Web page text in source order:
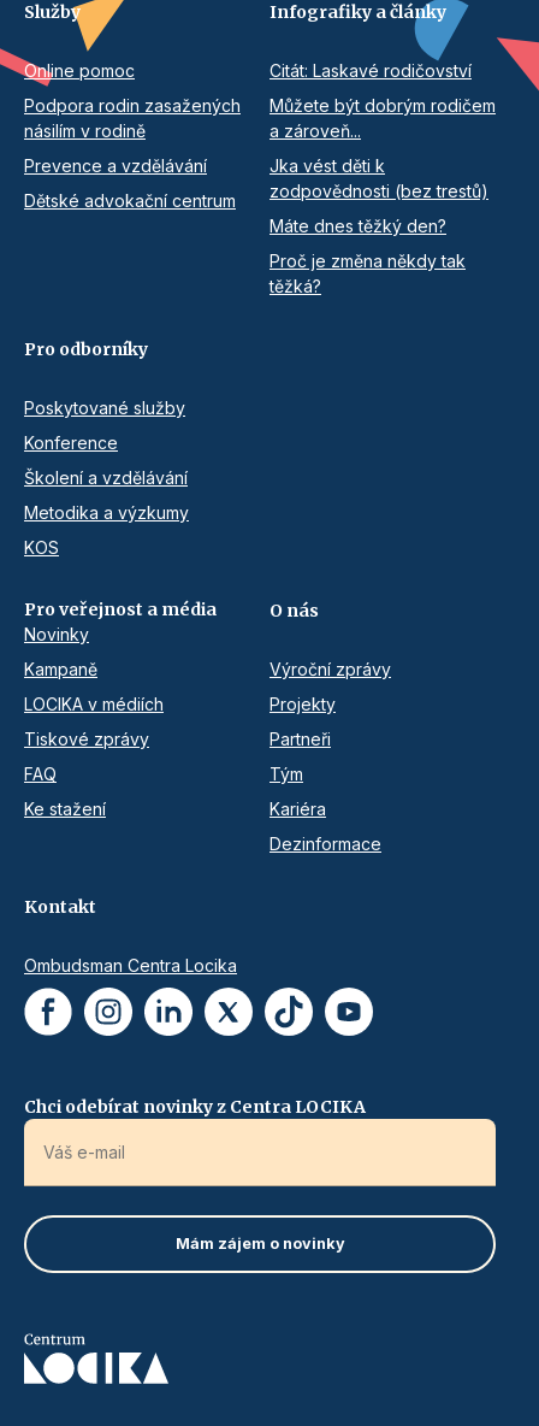
Služby
Online pomoc
Podpora rodin zasažených
násilím v rodině
Prevence a vzdělávání
Dětské advokační centrum
Infografiky a články
Citát: Laskavé rodičovství
Můžete být dobrým rodičem
a zároveň...
Jka vést děti k
zodpovědnosti (bez trestů)
Máte dnes těžký den?
Proč je změna někdy tak
těžká?
Pro odborníky
Poskytované služby
Konference
Školení a vzdělávání
Metodika a výzkumy
KOS
Pro veřejnost a média
Novinky
Kampaně
LOCIKA v médiích
Tiskové zprávy
FAQ
Ke stažení
O nás
Výroční zprávy
Projekty
Partneři
Tým
Kariéra
Dezinformace
Kontakt
Ombudsman Centra Locika
Chci odebírat novinky z Centra LOCIKA